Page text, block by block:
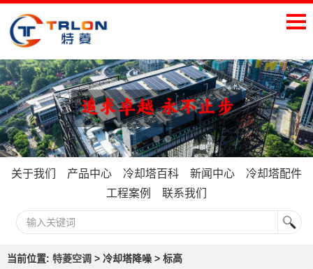
关于我们 产品中心 冷却塔百科 新闻中心
冷却塔配件
工程案例
联系我们
当前位置: 特菱空调 > 冷却塔降噪 > 标高